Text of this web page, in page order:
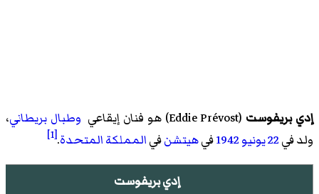
إدي بريفوست (
Eddie Prévost)‏ هو فنان إيقاعي وطبال بريطاني،
ولد في22 يونيو 1942فيهيتشنفيالمملكة المتحدة.
[1]
إدي بريفوست